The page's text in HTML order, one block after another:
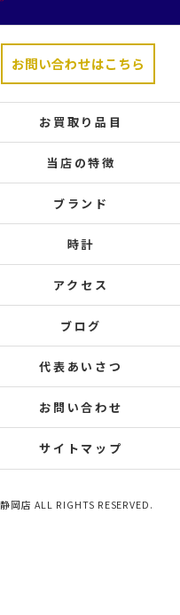
お問い合わせはこちら
お買取り品目
当店の特徴
ブランド
時計
アクセス
ブログ
代表あいさつ
お問い合わせ
サイトマップ
店 ALL RIGHTS RESERVED.